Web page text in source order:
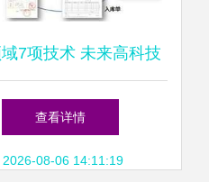
7项技术 未来高科技
建筑的创新前沿
查看详情
2026-08-06 14:11:19